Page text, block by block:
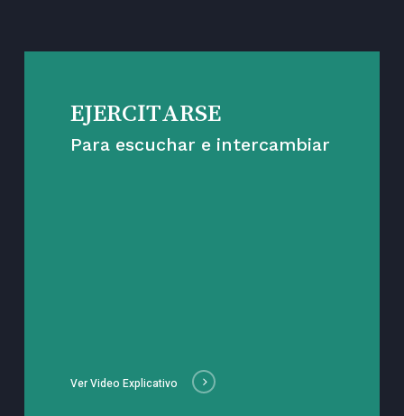
EJERCITARSE
Para escuchar e intercambiar
Ver Video Explicativo